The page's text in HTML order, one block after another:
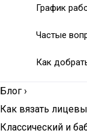
График
Частые
Как
Блог ›
Как вязать
Классический и